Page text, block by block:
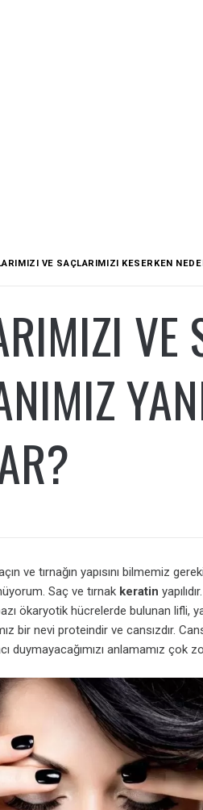
VE SAÇLARIMIZI KESERKEN
VE
ve tırnağın yapısını bilmemiz
Saç ve tırnak keratin
ökaryotik hücrelerde bulunan lifli,
bir nevi proteindir ve cansızdır.
duymayacağımızı anlamamız çok